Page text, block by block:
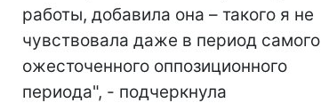
работы, добавила она – такого я не
чувствовала даже в период самого
ожесточенного оппозиционного
периода", - подчеркнула